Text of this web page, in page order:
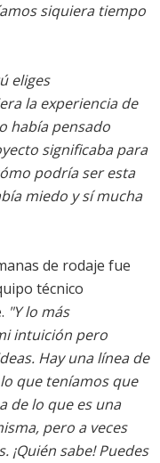
siquiera tiempo
eliges
la experiencia de
había pensado
significaba para
podría ser esta
miedo y sí mucha
de rodaje fue
técnico
"Y lo más
intuición pero
Hay una línea de
que teníamos que
de lo que es una
pero a veces
¡Quién sabe! Puedes